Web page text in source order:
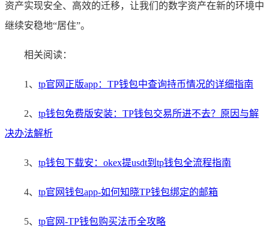
资产实现安全、高效的迁移，让我们的数字资产在新的环境中
继续安稳地“居住”。
相关阅读：
1、 tp官网正版app：TP钱包中查询持币情况的详细指南
2、 tp钱包免费版安装：TP钱包交易所进不去？原因与解
决办法解析
3、 tp钱包下载安：okex提usdt到tp钱包全流程指南
4、 tp官网钱包app-如何知晓TP钱包绑定的邮箱
5、 tp官网-TP钱包购买法币全攻略